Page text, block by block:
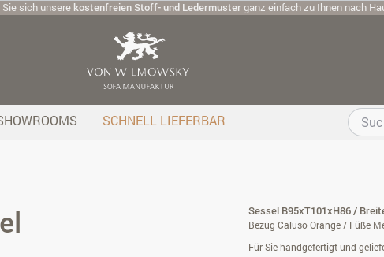
sich unsere kostenfreien Stoff- und Ledermusterganz einfach zu Ihnen nach
SCHNELL LIEFERBAR
Sessel B95xT101xH86 /
Bezug Caluso Orange / Füße
Für Sie handgefertigt und